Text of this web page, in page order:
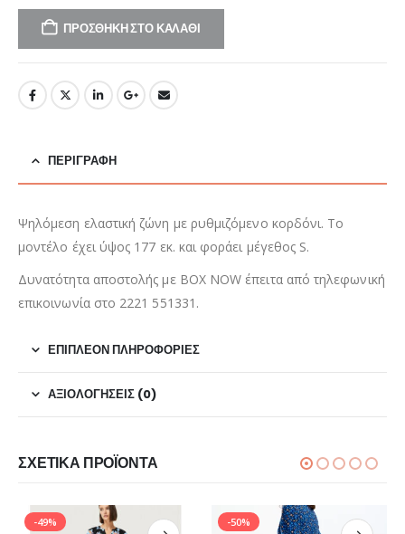
ΠΡΟΣΘΉΚΗ ΣΤΟ ΚΑΛΆΘΙ
ΠΕΡΙΓΡΑΦΉ
Ψηλόμεση ελαστική ζώνη με ρυθμιζόμενο κορδόνι. Το
μοντέλο έχει ύψος 177 εκ. και φοράει μέγεθος S.
Δυνατότητα αποστολής με BOX NOW έπειτα από τηλεφωνική
επικοινωνία στο 2221 551331.
ΕΠΙΠΛΈΟΝ ΠΛΗΡΟΦΟΡΊΕΣ
ΑΞΙΟΛΟΓΉΣΕΙΣ (0)
ΣΧΕΤΙΚΆ ΠΡΟΪΌΝΤΑ
-49% -50%